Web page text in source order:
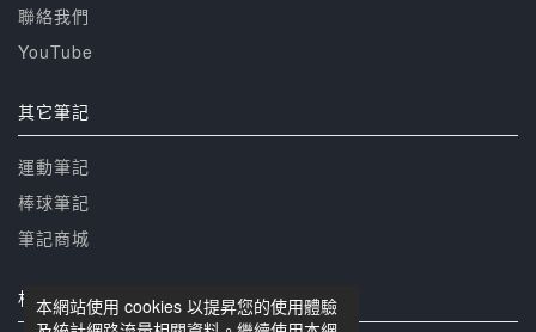
本網站使用 cookies 以提昇您的使用體驗
聯絡我們
YouTube
其它筆記
運動筆記
棒球筆記
筆記商城
相關網站